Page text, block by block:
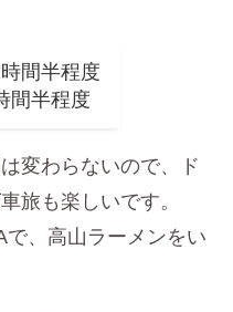
間半程度
間半程度
変わらないので、ド
旅も楽しいです。
、高山ラーメンをい